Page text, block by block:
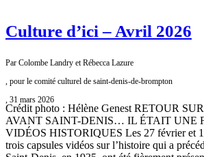
Culture d’ici – Avril 2026
Par Colombe Landry et Rébecca Lazure
, pour le comité culturel de saint-denis-de-brompton
, 31 mars 2026
Crédit photo : Hélène Genest RETOUR
AVANT SAINT-DENIS… IL ÉTAIT UNE
VIDÉOS HISTORIQUES Les 27 février et
trois capsules vidéos sur l’histoire qui a